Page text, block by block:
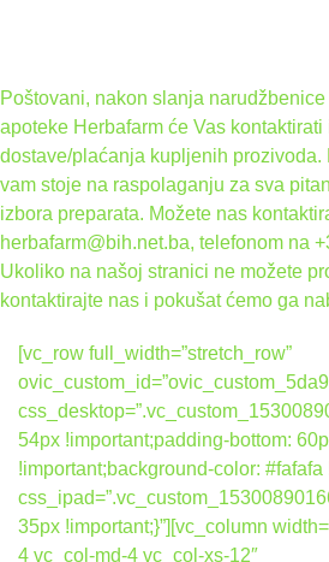
Poštovani, nakon slanja
apoteke Herbafarm će Vas
dostave/plaćanja kupljenih prozivoda.
vam stoje na raspolaganju za sva
izbora preparata. Možete nas
herbafarm@bih.net.ba, telefonom na
Ukoliko na našoj stranici ne možete
kontaktirajte nas i pokušat ćemo ga
[vc_row full_width=”stretch_row”
54px !important;padding-bottom:
!important;background-color: #fafafa
35px !important;}”][vc_column
4 vc_col-md-4 vc_col-xs-12″